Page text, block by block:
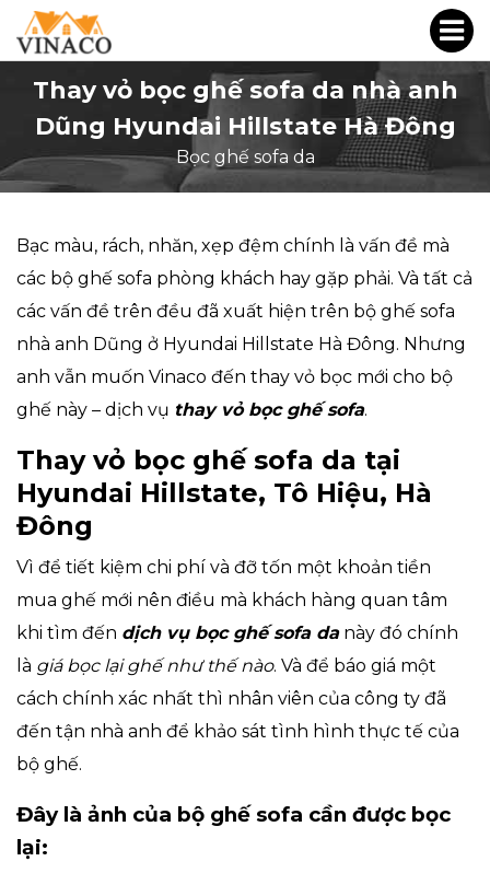
Thay vỏ bọc ghế sofa da nhà anh
Dũng Hyundai Hillstate Hà Đông
Bọc ghế sofa da
Bạc màu, rách, nhăn, xẹp đệm chính là vấn đề mà
các bộ ghế sofa phòng khách hay gặp phải. Và tất cả
các vấn đề trên đều đã xuất hiện trên bộ ghế sofa
nhà anh Dũng ở Hyundai Hillstate Hà Đông. Nhưng
anh vẫn muốn Vinaco đến thay vỏ bọc mới cho bộ
ghế này – dịch vụ thay vỏ bọc ghế sofa.
Thay vỏ bọc ghế sofa da tại
Hyundai Hillstate, Tô Hiệu, Hà
Đông
Vì để tiết kiệm chi phí và đỡ tốn một khoản tiền
mua ghế mới nên điều mà khách hàng quan tâm
khi tìm đến dịch vụ bọc ghế sofa danày đó chính
là giá bọc lại ghế như thế nào. Và để báo giá một
cách chính xác nhất thì nhân viên của công ty đã
đến tận nhà anh để khảo sát tình hình thực tế của
bộ ghế.
Đây là ảnh của bộ ghế sofa cần được bọc
lại: